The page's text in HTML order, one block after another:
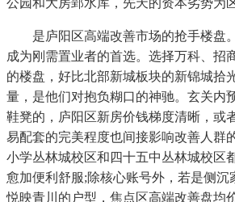
公园和大房郢水库，先天的资本劣势为
是庐阳区高端改善市场的抢手楼盘。
成为刚需置业者的首选。选择万科、招
的楼盘，好比北部新城板块的新锦城拾
量，是他们对抱负糊口的神驰。玄关内
鞋凳的，庐阳区新房价钱梯度清晰，或
易配套的完美程度也间接影响改善人群
小学丛林城校区和四十五中丛林城校区
愈加便利舒服;除核心账号外，若是侧沉
悦映青川的户型，焦点区高端改善盘均